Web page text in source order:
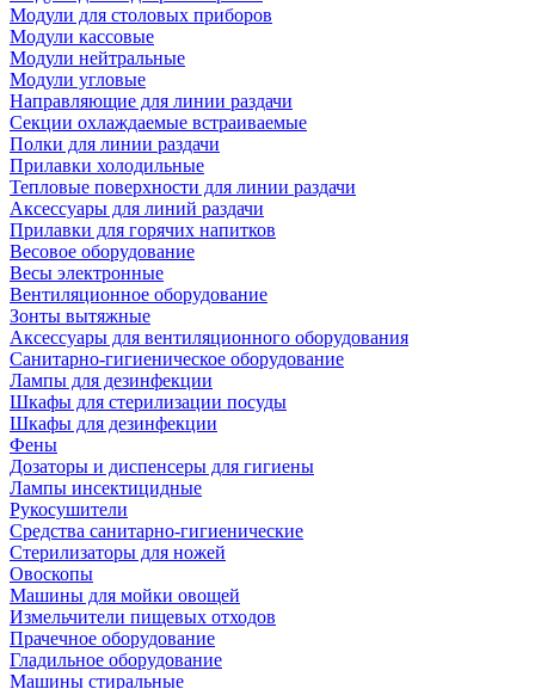
Модули для столовых приборов
Модули кассовые
Модули нейтральные
Модули угловые
Направляющие для линии раздачи
Секции охлаждаемые встраиваемые
Полки для линии раздачи
Прилавки холодильные
Тепловые поверхности для линии раздачи
Аксессуары для линий раздачи
Прилавки для горячих напитков
Весовое оборудование
Весы электронные
Вентиляционное оборудование
Зонты вытяжные
Аксессуары для вентиляционного оборудования
Санитарно-гигиеническое оборудование
Лампы для дезинфекции
Шкафы для стерилизации посуды
Шкафы для дезинфекции
Фены
Дозаторы и диспенсеры для гигиены
Лампы инсектицидные
Рукосушители
Средства санитарно-гигиенические
Стерилизаторы для ножей
Овоскопы
Машины для мойки овощей
Измельчители пищевых отходов
Прачечное оборудование
Гладильное оборудование
Машины стиральные